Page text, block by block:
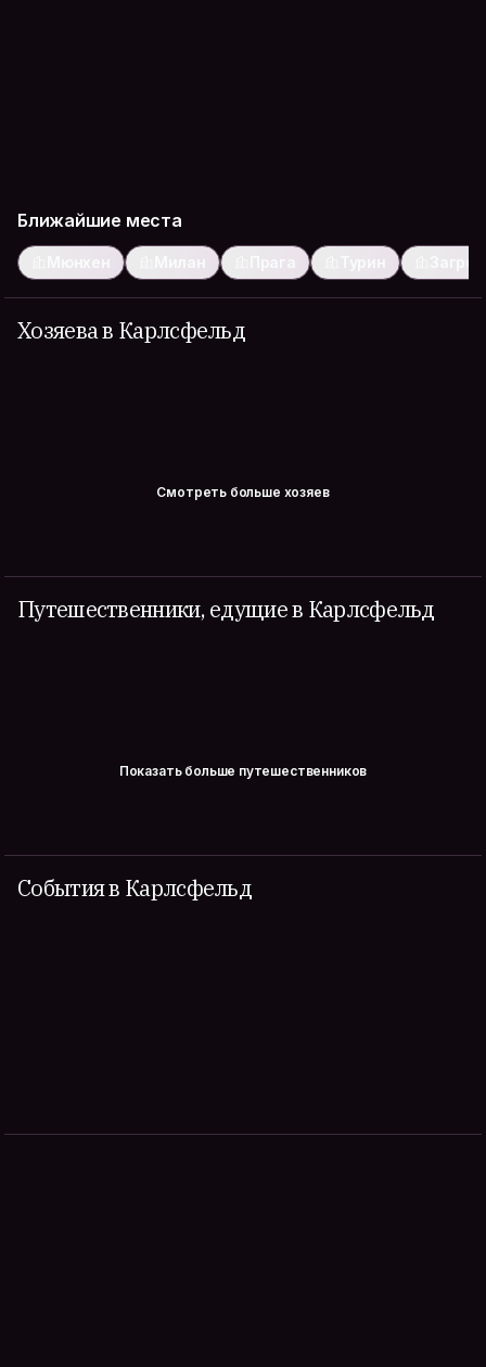
Ближайшие места
Мюнхен Милан Прага Турин
Хозяева в Карлсфельд
Смотреть больше хозяев
Путешественники, едущие в Карлсфельд
Показать больше путешественников
События в Карлсфельд